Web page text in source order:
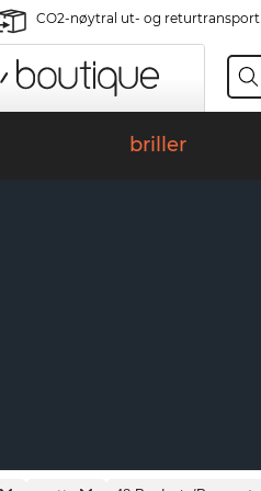
CO2-nøytral ut- og returtransport
briller